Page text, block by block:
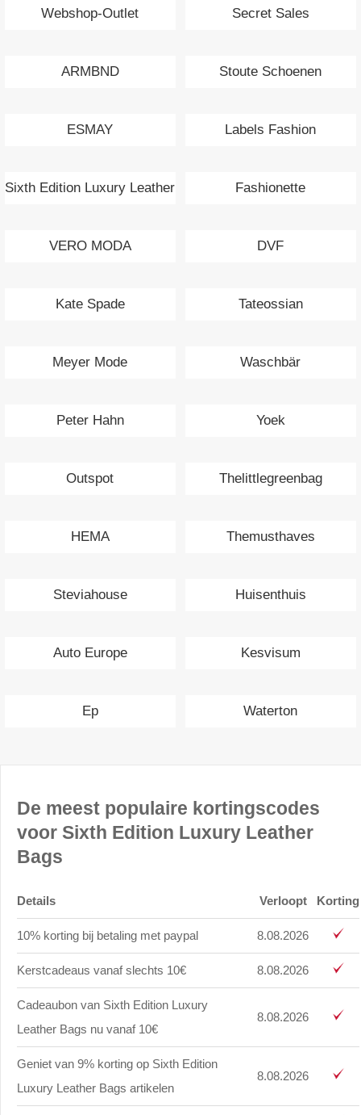
Webshop-Outlet Secret Sales
ARMBND Stoute Schoenen
ESMAY Labels Fashion
Sixth Edition Luxury Leather Fashionette
VERO MODA DVF
Kate Spade Tateossian
Meyer Mode Waschbär
Peter Hahn Yoek
Outspot Thelittlegreenbag
HEMA Themusthaves
Steviahouse Huisenthuis
Auto Europe Kesvisum
Ep Waterton
De meest populaire kortingscodes
voor Sixth Edition Luxury Leather
Bags
Details Verloopt Korting
10% korting bij betaling met paypal 8.08.2026
Kerstcadeaus vanaf slechts 10€ 8.08.2026
Cadeaubon van Sixth Edition Luxury
Leather Bags nu vanaf 10€
8.08.2026
Geniet van 9% korting op Sixth Edition
Luxury Leather Bags artikelen
8.08.2026